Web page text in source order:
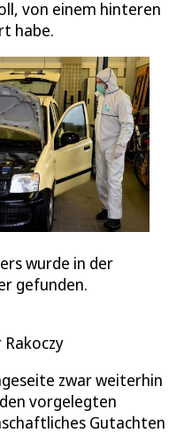
von einem hinteren
habe.
wurde in der
gefunden.
zwar weiterhin
vorgelegten
Gutachten